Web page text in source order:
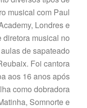
musical com Paul
Londres e
diretora musical no
de sapateado
Foi cantora
aos 16 anos após
como dobradora
Somnorte e